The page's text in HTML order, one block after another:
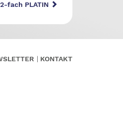
fach PLATIN
KONTAKT